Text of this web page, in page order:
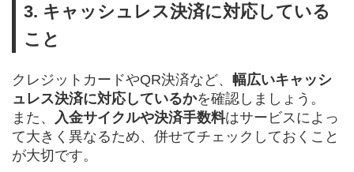
3. キャッシュレス決済に対応している
こと
クレジットカードやQR決済など、 幅広いキャッシ
ュレス決済に対応しているかを確認しましょう。
また、
入金サイクルや決済手数料はサービスによっ
て大きく異なるため、併せてチェックしておくこと
が大切です。